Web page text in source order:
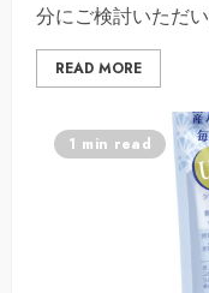
分にご検討いただ
READ MORE
1 min read